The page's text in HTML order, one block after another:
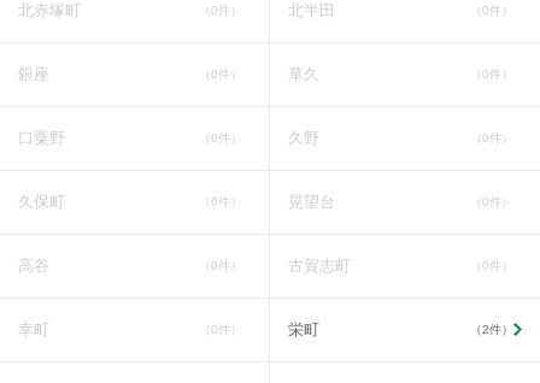
北赤塚町 （0件） 北半田 （0件）
銀座 （0件） 草久 （0件）
口粟野 （0件） 久野 （0件）
久保町 （0件） 晃望台 （0件）
高谷 （0件） 古賀志町 （0件）
幸町 （0件） 栄町 （2件）